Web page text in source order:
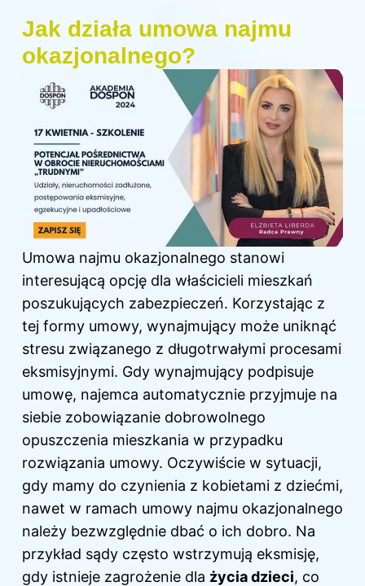
Jak działa umowa najmu
okazjonalnego?
Umowa najmu okazjonalnego stanowi
interesującą opcję dla właścicieli mieszkań
poszukujących zabezpieczeń. Korzystając z
tej formy umowy, wynajmujący może uniknąć
stresu związanego z długotrwałymi procesami
eksmisyjnymi. Gdy wynajmujący podpisuje
umowę, najemca automatycznie przyjmuje na
siebie zobowiązanie dobrowolnego
opuszczenia mieszkania w przypadku
rozwiązania umowy. Oczywiście w sytuacji,
gdy mamy do czynienia z kobietami z dziećmi,
nawet w ramach umowy najmu okazjonalnego
należy bezwzględnie dbać o ich dobro. Na
przykład sądy często wstrzymują eksmisję,
gdy istnieje zagrożenie dla życia dzieci, co